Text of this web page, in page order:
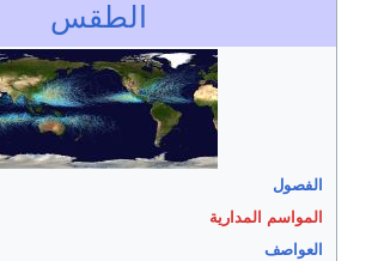
الطقس
الفصول
المواسم المدارية
العواصف